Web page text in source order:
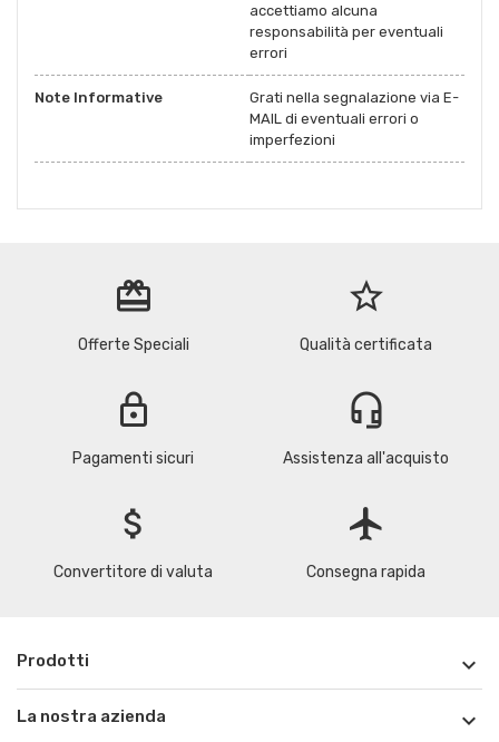
accettiamo alcuna
responsabilità per eventuali
errori
Note Informative
Grati nella segnalazione via E-
MAIL di eventuali errori o
imperfezioni
redeem
Offerte Speciali
star_border
Qualità certificata
lock
Pagamenti sicuri
headset_mic
Assistenza all'acquisto
attach_money
Convertitore di valuta
flight
Consegna rapida
Prodotti 
La nostra azienda 